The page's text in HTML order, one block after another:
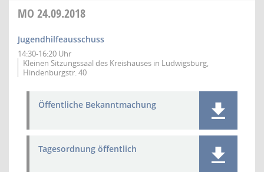
MO 24.09.2018
Jugendhilfeausschuss
14:30-16:20 Uhr
Kleinen Sitzungssaal des Kreishauses in Ludwigsburg,
Hindenburgstr. 40
Öffentliche Bekanntmachung
Tagesordnung öffentlich